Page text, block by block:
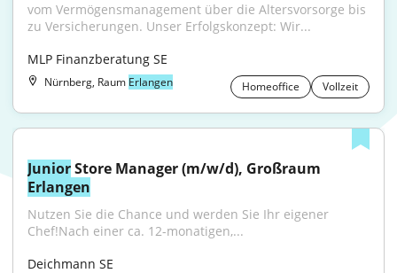
vom Vermögensmanagement über die Altersvorsorge bis
zu Versicherungen. Unser Erfolgskonzept: Wir...
MLP Finanzberatung SE
Nürnberg, Raum Erlangen Homeoffice Vollzeit
Junior
Erlangen
Nutzen Sie die Chance und werden Sie Ihr eigener
Chef!Nach einer ca. 12-monatigen,...
Deichmann SE